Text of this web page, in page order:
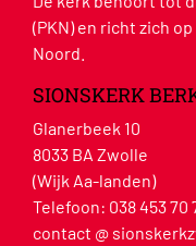
(PKN) en richt zich
Noord.
SIONSKERK
Glanerbeek 10
8033 BA Zwolle
(Wijk Aa-landen)
Telefoon: 038 453 70
contact @